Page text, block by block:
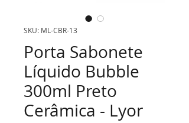
SKU: ML-CBR-13
Porta Sabonete
Líquido Bubble
300ml Preto
Cerâmica - Lyor